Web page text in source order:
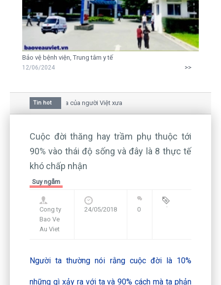
Bảo vệ bệnh viện, Trung tâm y tế
12/06/2024 >>
Tin hot
trong văn hóa của người Việt xưa
bức thư gửi mẹ của người... tử tù và của CEO
Cuộc đời thăng hay trầm phụ thuộc tới
90% vào thái độ sống và đây là 8 thực tế
khó chấp nhận
Suy ngẫm
Cong ty
Bao Ve
Au Viet
24/05/2018 0 Blog
Người ta thường nói rằng cuộc đời là 10%
những gì xảy ra với ta và 90% cách mà ta phản